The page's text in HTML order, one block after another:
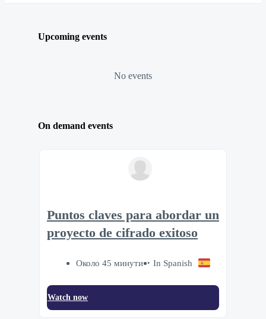
Upcoming events
No events
On demand events
Puntos claves para abordar un
proyecto de cifrado exitoso
Около 45 минути In Spanish
Watch now